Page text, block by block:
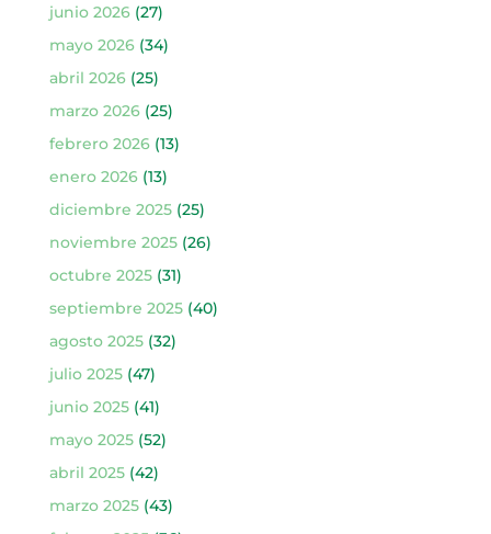
junio 2026(27)
mayo 2026(34)
abril 2026(25)
marzo 2026(25)
febrero 2026(13)
enero 2026(13)
diciembre 2025(25)
noviembre 2025(26)
octubre 2025(31)
septiembre 2025(40)
agosto 2025(32)
julio 2025(47)
junio 2025(41)
mayo 2025(52)
abril 2025(42)
marzo 2025(43)